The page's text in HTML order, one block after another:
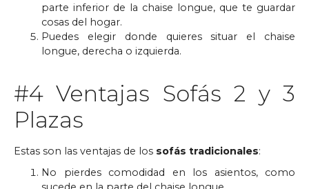
parte inferior de la chaise longue, que te guardar
cosas del hogar.
Puedes elegir donde quieres situar el chaise
longue, derecha o izquierda.
#4 Ventajas Sofás 2 y 3
Plazas
Estas son las ventajas de los sofás tradicionales:
No pierdes comodidad en los asientos, como